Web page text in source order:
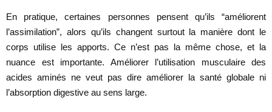
En pratique, certaines personnes pensent qu’ils “améliorent
l’assimilation”, alors qu’ils changent surtout la manière dont le
corps utilise les apports. Ce n’est pas la même chose, et la
nuance est importante. Améliorer l’utilisation musculaire des
acides aminés ne veut pas dire améliorer la santé globale ni
l’absorption digestive au sens large.